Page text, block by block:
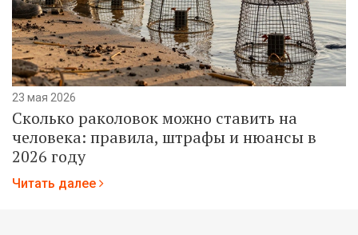
23 мая 2026
Сколько раколовок можно ставить на
человека: правила, штрафы и нюансы в
2026 году
Читать далее